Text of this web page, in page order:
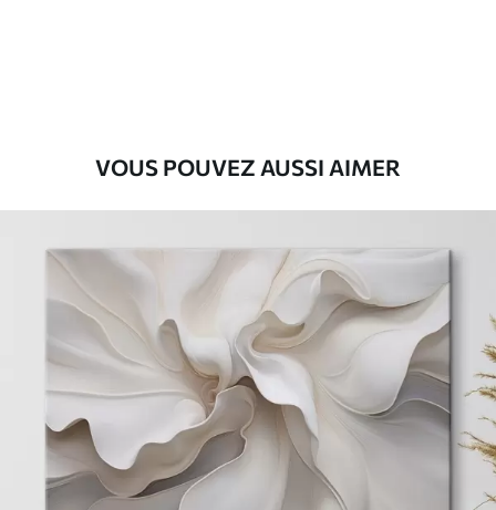
VOUS POUVEZ AUSSI AIMER